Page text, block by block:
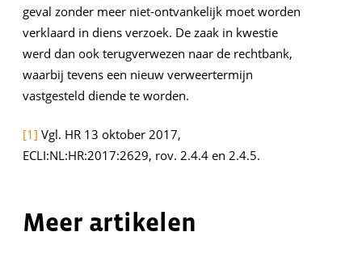
geval zonder meer niet-ontvankelijk moet worden
verklaard in diens verzoek. De zaak in kwestie
werd dan ook terugverwezen naar de rechtbank,
waarbij tevens een nieuw verweertermijn
vastgesteld diende te worden.
[1] Vgl. HR 13 oktober 2017,
ECLI:NL:HR:2017:2629, rov. 2.4.4 en 2.4.5.
Meer artikelen